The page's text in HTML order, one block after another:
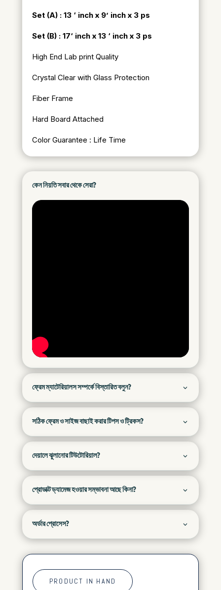
Set (A) : 13 ‘ inch x 9’ inch x 3 ps
Set (B) : 17‘ inch x 13 ‘ inch x 3 ps
High End Lab print Quality
Crystal Clear with Glass Protection
Fiber Frame
Hard Board Attached
Color Guarantee : Life Time
কেন নিয়তি সবার থেকে সেরা?
ফ্রেম ম্যাটেরিয়ালস সম্পর্কে বিস্তারিত বলুন?
সঠিক ফ্রেম ও সাইজ বাছাই করার টিপস ও ট্রিকস?
দেয়ালে ঝুলানোর টিউটোরিয়াল?
প্রোডাক্ট ড্যামেজ হওয়ার সম্ভাবনা আছে কিনা?
অর্ডার প্রোসেস?
PRODUCT IN HAND